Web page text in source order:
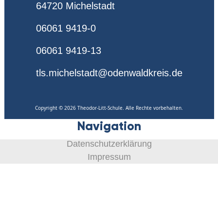
64720 Michelstadt
06061 9419-0
06061 9419-13
tls.michelstadt@odenwaldkreis.de
Copyright © 2026 Theodor-Litt-Schule. Alle Rechte vorbehalten.
Navigation
Datenschutzerklärung
Impressum